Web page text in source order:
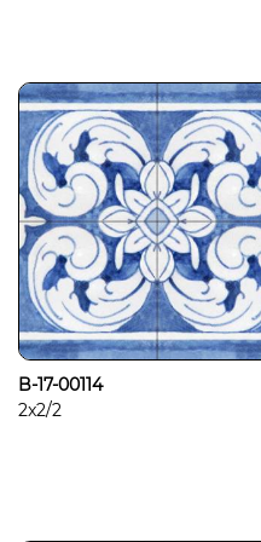
B-17-00114
2x2/2